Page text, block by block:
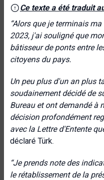
Ce texte a été traduit
“Alors que je terminais
2023, j'ai souligné que
bâtisseur de ponts entre
citoyens du pays.
Un peu plus d'un an plus
soudainement décidé de
Bureau et ont demandé à
décision profondément
avec la Lettre d'Entente
déclaré Türk.
“Je prends note des
le rétablissement de la